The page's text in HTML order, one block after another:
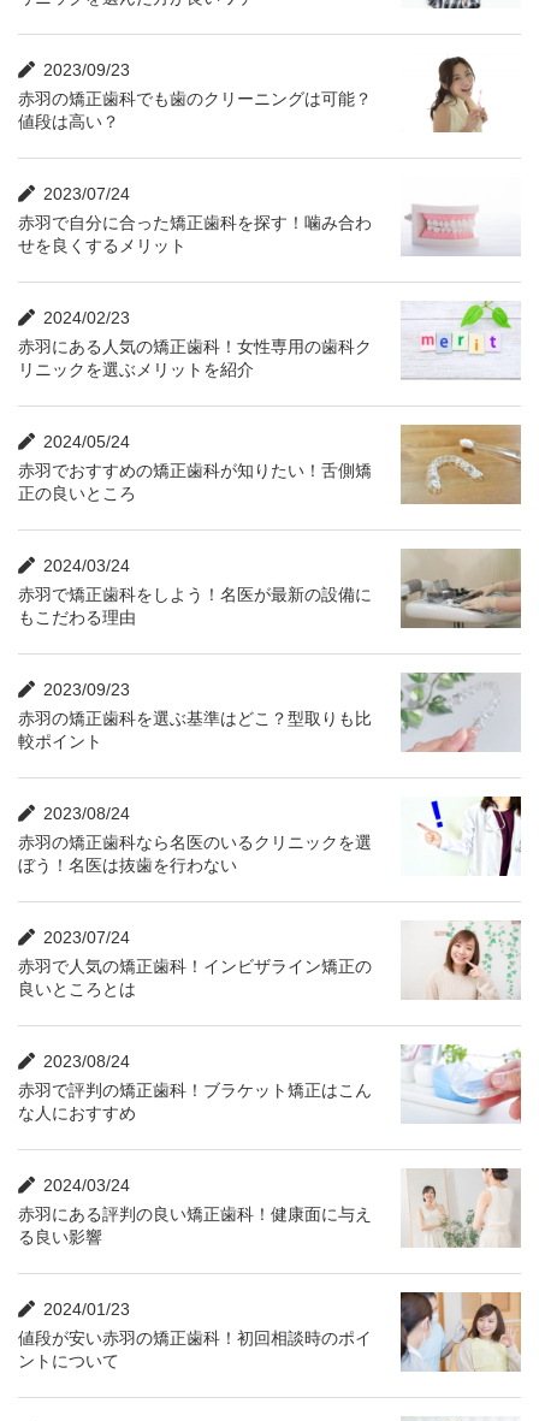
2023/09/23
赤羽の矯正歯科でも歯のクリーニングは可能？
値段は高い？
2023/07/24
赤羽で自分に合った矯正歯科を探す！噛み合わ
せを良くするメリット
2024/02/23
赤羽にある人気の矯正歯科！女性専用の歯科ク
リニックを選ぶメリットを紹介
2024/05/24
赤羽でおすすめの矯正歯科が知りたい！舌側矯
正の良いところ
2024/03/24
赤羽で矯正歯科をしよう！名医が最新の設備に
もこだわる理由
2023/09/23
赤羽の矯正歯科を選ぶ基準はどこ？型取りも比
較ポイント
2023/08/24
赤羽の矯正歯科なら名医のいるクリニックを選
ぼう！名医は抜歯を行わない
2023/07/24
赤羽で人気の矯正歯科！インビザライン矯正の
良いところとは
2023/08/24
赤羽で評判の矯正歯科！ブラケット矯正はこん
な人におすすめ
2024/03/24
赤羽にある評判の良い矯正歯科！健康面に与え
る良い影響
2024/01/23
値段が安い赤羽の矯正歯科！初回相談時のポイ
ントについて